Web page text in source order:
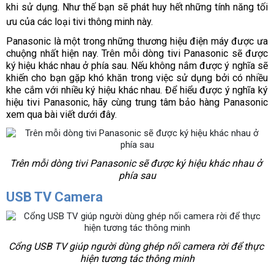
khi sử dụng. Như thế bạn sẽ phát huy hết những tính năng tối
ưu của các loại tivi thông minh này.
Panasonic là một trong những thương hiệu điện máy được ưa
chuộng nhất hiện nay. Trên mỗi dòng tivi Panasonic sẽ được
ký hiệu khác nhau ở phía sau. Nếu không nắm được ý nghĩa sẽ
khiến cho bạn gặp khó khăn trong việc sử dụng bởi có nhiều
khe cắm với nhiều ký hiệu khác nhau. Để hiểu được ý nghĩa ký
hiệu tivi Panasonic, hãy cùng trung tâm bảo hàng Panasonic
xem qua bài viết dưới đây.
Trên mỗi dòng tivi Panasonic sẽ được ký hiệu khác nhau ở
phía sau
USB TV Camera
Cổng USB TV giúp người dùng ghép nối camera rời để thực
hiện tương tác thông minh